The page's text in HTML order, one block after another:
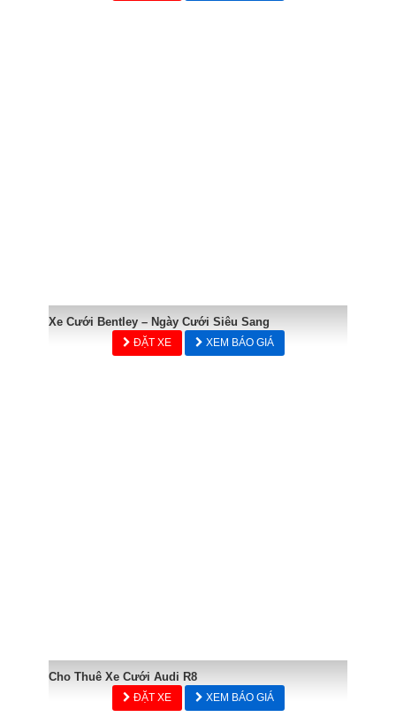
Xe Cưới Bentley – Ngày Cưới Siêu Sang
ĐẶT XE XEM BÁO GIÁ
Cho Thuê Xe Cưới Audi R8
ĐẶT XE XEM BÁO GIÁ